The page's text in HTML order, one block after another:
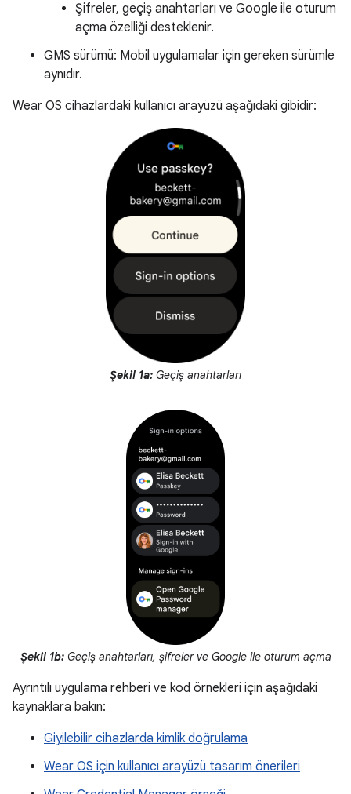
Şifreler, geçiş anahtarları ve Google ile oturum
açma özelliği desteklenir.
GMS sürümü: Mobil uygulamalar için gereken sürümle
aynıdır.
Wear OS cihazlardaki kullanıcı arayüzü aşağıdaki gibidir:
Şekil 1a: Geçiş anahtarları
Şekil 1b: Geçiş anahtarları, şifreler ve Google ile oturum açma
Ayrıntılı uygulama rehberi ve kod örnekleri için aşağıdaki
kaynaklara bakın:
Giyilebilir cihazlarda kimlik doğrulama
Wear OS için kullanıcı arayüzü tasarım önerileri